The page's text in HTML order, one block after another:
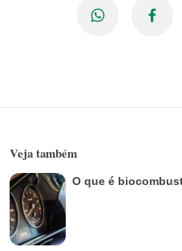
Veja também
O que é